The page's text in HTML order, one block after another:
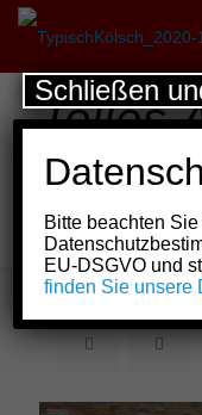
Tolles
tolle
Bitte beachten
EU-DSGVO und
finden Sie unsere
Schließen